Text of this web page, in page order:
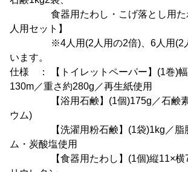
食器用たわし・こげ落とし用た
人用セット】
※4人用(2人用の2倍)、6人用(2人
います。
仕様 ： 【トイレットペーパー】(1巻)幅
130m／重さ約280g／再生紙使用
【浴用石鹸】(1個)175g／石鹸素
ウム)
【洗濯用粉石鹸】(1袋)1kg／脂肪
ム・炭酸塩使用
【食器用たわし】(1個)縦11×横7×